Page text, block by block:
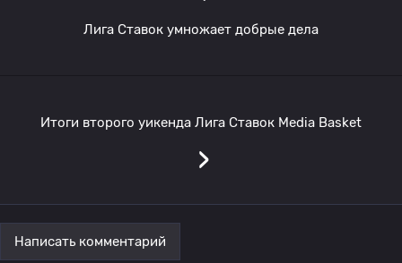
Лига Ставок умножает добрые дела
Итоги второго уикенда Лига Ставок Media Basket
›
Написать комментарий